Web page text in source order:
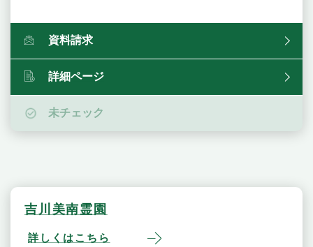
資料請求
詳細ページ
未チェック
吉川美南霊園
詳しくはこちら